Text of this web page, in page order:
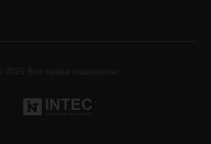
© 2026 Все права защищены.